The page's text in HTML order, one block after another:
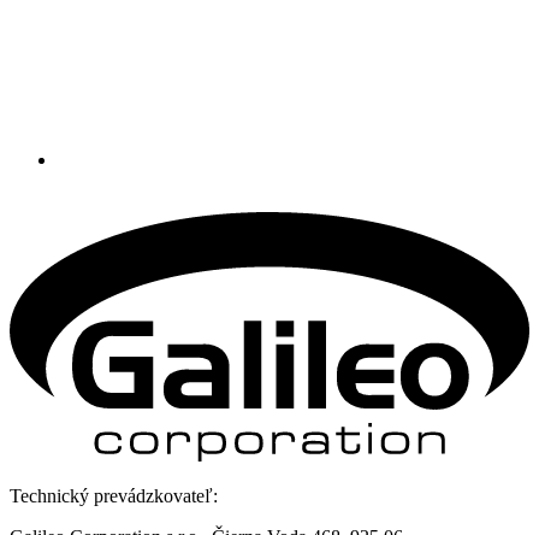
Technický prevádzkovateľ: